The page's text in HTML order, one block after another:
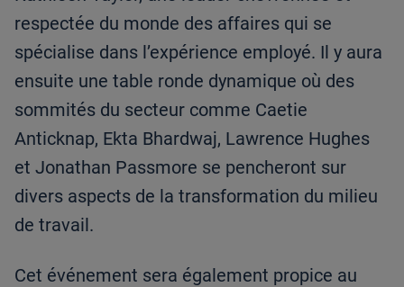
respectée du monde des affaires qui se
spécialise dans l’expérience employé. Il y aura
ensuite une table ronde dynamique où des
sommités du secteur comme Caetie
Anticknap, Ekta Bhardwaj, Lawrence Hughes
et Jonathan Passmore se pencheront sur
divers aspects de la transformation du milieu
de travail.
Cet événement sera également propice au